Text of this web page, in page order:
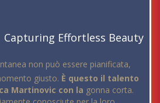
Capturing Effortless Beauty
non può essere pianificata,
giusto. È questo il talento
Martinovic con la gonna corta.